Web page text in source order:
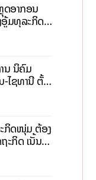
ອາກອນ
ອູ້ມທຸລະກິດ
ລະ
ນ ນິຄົມ
-ໄຊທານີ ຕັ້ງ
ດລາ, ສ້າງ
ກິດໜຸ່ມ ຕ້ອງ
ະກິດ ເນັ້ນດຶງ
ອນ